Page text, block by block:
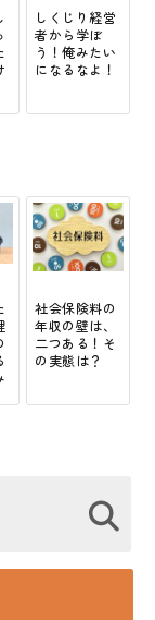
しくじり経営
者から学ぼ
う！俺みたい
になるなよ！
社会保険料の
年収の壁は、
二つある！そ
の実態は？